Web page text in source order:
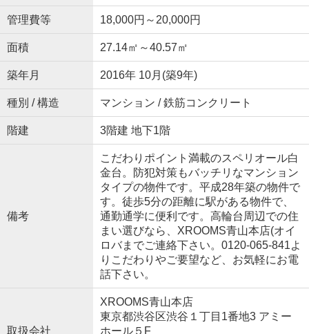
管理費等 18,000円～20,000円
面積 27.14㎡～40.57㎡
築年月 2016年 10月(築9年)
種別 / 構造 マンション / 鉄筋コンクリート
階建 3階建 地下1階
備考
こだわりポイント満載のスペリオール白
金台。防犯対策もバッチリなマンション
タイプの物件です。平成28年築の物件で
す。徒歩5分の距離に駅がある物件で、
通勤通学に便利です。高輪台周辺での住
まい選びなら、XROOMS青山本店(オイ
ロバまでご連絡下さい。0120-065-841よ
りこだわりやご要望など、お気軽にお電
話下さい。
取扱会社
XROOMS青山本店
東京都渋谷区渋谷１丁目1番地3 アミー
ホール５F